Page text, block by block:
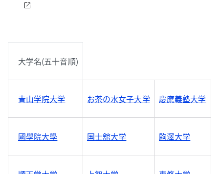
大学名(五十音順)
青山学院大学 お茶の水女子大学 慶應義塾大学
國學院大學 国士舘大学 駒澤大学